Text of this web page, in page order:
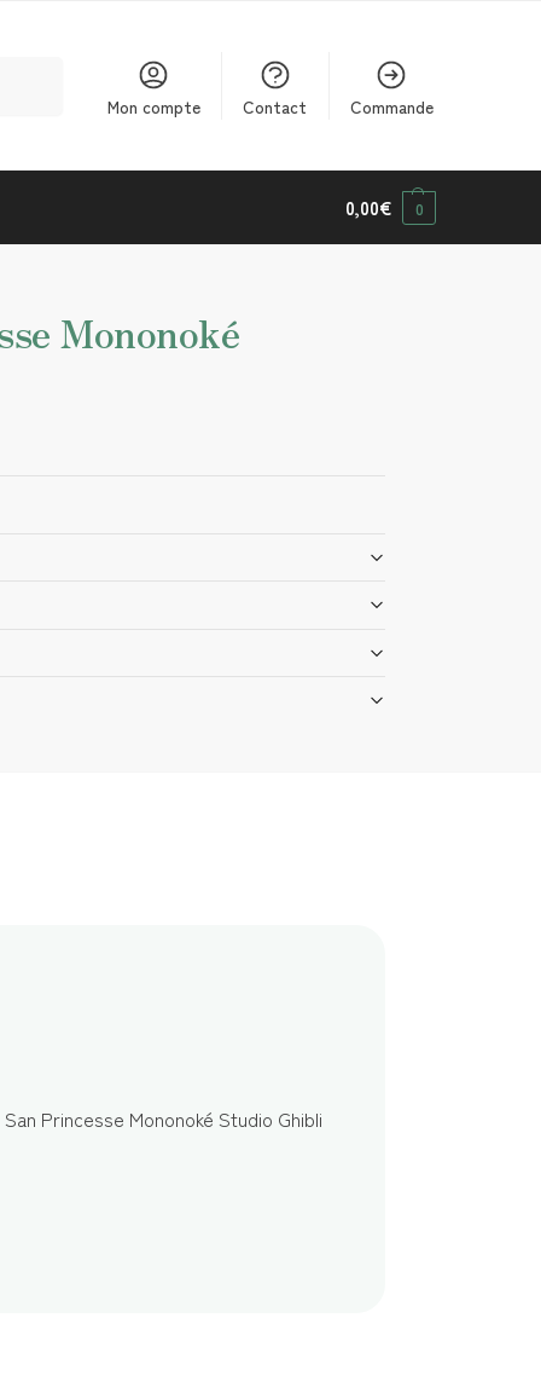
Mon compte Contact Commande
0,00€ 0
Mononoké